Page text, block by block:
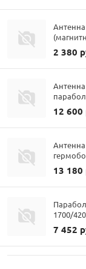
2 380
12 600
Антенна
13 180
1700/
7 452